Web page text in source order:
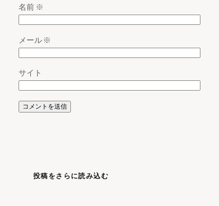
名前 ※
メール※
サイト
投稿をさらに読み込む